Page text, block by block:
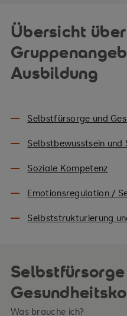
Übersicht über
Ausbildung
Selbstfürsorge und
Selbstbewusstsein
Soziale Kompetenz
Emotionsregulation /
Selbststrukturierung
Was brauche ich?